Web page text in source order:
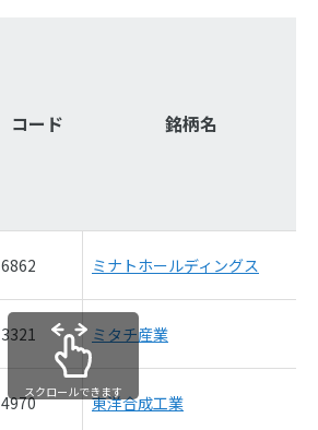
コード 銘柄名
6862 ミナトホールディングス
3321 ミタチ産業
4970 東洋合成工業
スクロールできます